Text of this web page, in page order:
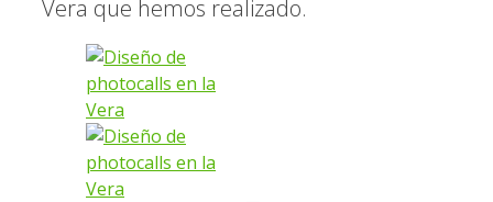
Vera que hemos realizado.